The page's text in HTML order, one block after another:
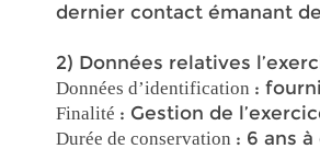
dernier contact émanant
2) Données relatives
Données d’identification :
Finalité : Gestion de
Durée de conservation : 6 ans